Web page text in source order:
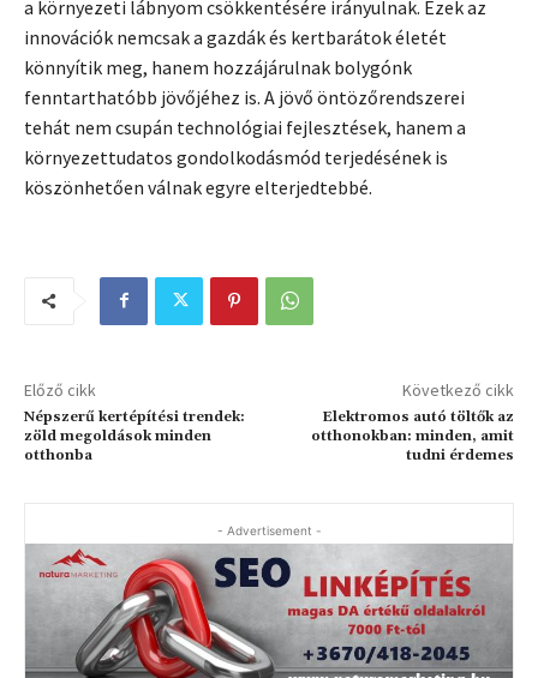
a környezeti lábnyom csökkentésére irányulnak. Ezek az
innovációk nemcsak a gazdák és kertbarátok életét
könnyítik meg, hanem hozzájárulnak bolygónk
fenntarthatóbb jövőjéhez is. A jövő öntözőrendszerei
tehát nem csupán technológiai fejlesztések, hanem a
környezettudatos gondolkodásmód terjedésének is
köszönhetően válnak egyre elterjedtebbé.
Előző cikk
Népszerű kertépítési trendek:
zöld megoldások minden
otthonba
Következő cikk
Elektromos autó töltők az
otthonokban: minden, amit
tudni érdemes
- Advertisement -